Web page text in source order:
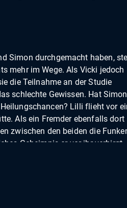
Simon durchgemacht haben,
mehr im Wege. Als Vicki jedoch
die Teilnahme an der Studie
schlechte Gewissen. Hat Simon
Lilli flieht vor
Als ein Fremder ebenfalls dort
zwischen den beiden die
Geheimnis er vor ihr verbirgt.